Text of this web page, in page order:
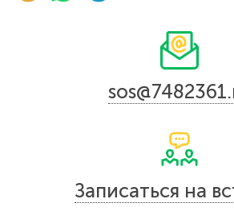
Записаться на